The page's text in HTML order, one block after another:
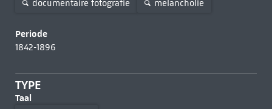
documentaire fotografie melancholie
Periode
1842-1896
TYPE
Taal